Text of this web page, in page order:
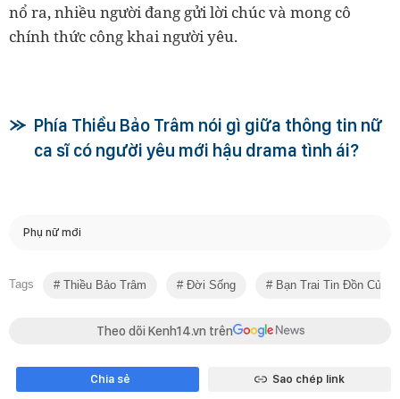
nổ ra, nhiều người đang gửi lời chúc và mong cô
chính thức công khai người yêu.
Phía Thiều Bảo Trâm nói gì giữa thông tin nữ
ca sĩ có người yêu mới hậu drama tình ái?
Phụ nữ mới
Tags Thiều Bảo Trâm Đời Sống Bạn Trai Tin Đồn Của
Theo dõi Kenh14.vn trên
Chia sẻ Sao chép link